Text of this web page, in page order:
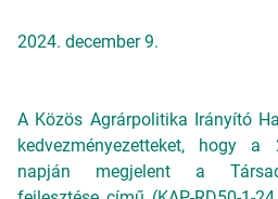
2024. december 9.
A Közös Agrárpolitika Irányító
kedvezményezetteket, hogy
napján megjelent a